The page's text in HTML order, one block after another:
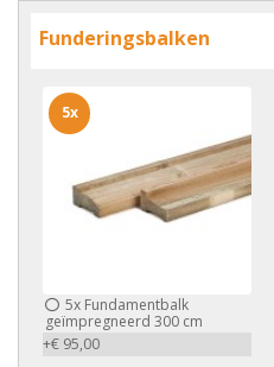
Funderingsbalken
5x Fundamentbalk
geïmpregneerd 300 cm
+€ 95,00
5x